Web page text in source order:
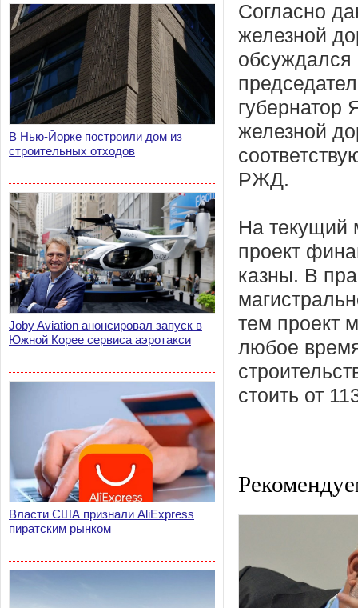
В Нью-Йорке построили дом из
строительных отходов
Joby Aviation анонсировал запуск в
Южной Корее сервиса аэротакси
Власти США признали AliExpress
пиратским рынком
Согласно
железной
обсуждался
губернатор
железной
РЖД.
На текущий
проект
казны. В
тем проект
любое
стоить от